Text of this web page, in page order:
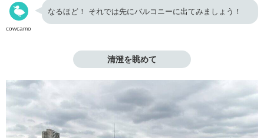
cowcamo
なるほど！ それでは先にバルコニーに出てみましょう！
清澄を眺めて